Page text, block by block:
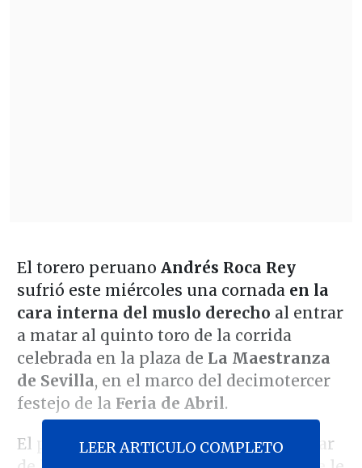
El torero peruano Andrés Roca Rey
sufrió este miércoles una cornada en la
cara interna del muslo derecho al entrar
a matar al quinto toro de la corrida
celebrada en la plaza de La Maestranza
de Sevilla, en el marco del decimotercer
festejo de la Feria de Abril.
El percance se produjo ante un ejemplar
LEER ARTICULO COMPLETO